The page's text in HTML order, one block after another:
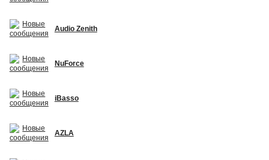
Audio Zenith
NuForce
iBasso
AZLA